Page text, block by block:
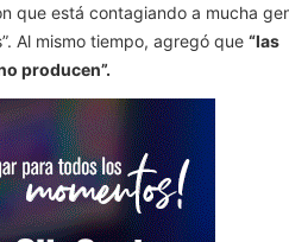
que está contagiando a mucha
Al mismo tiempo, agregó que “las
producen”.